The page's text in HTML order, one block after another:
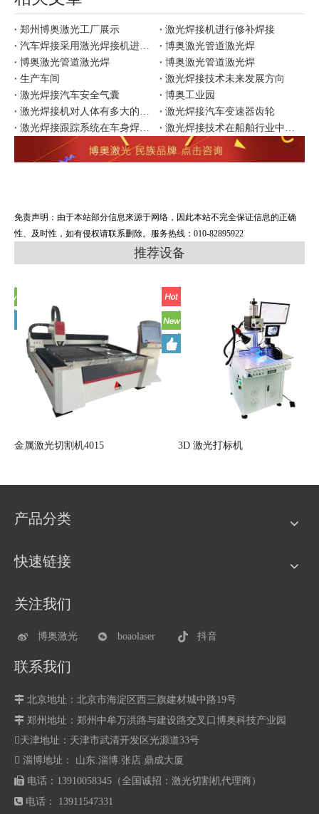
郑州博奥激光工厂展示
激光焊接机进行修补焊接
博奥激光管道激光焊
博奥激光管道激光焊
博奥激光管道激光焊
生产车间
激光焊接技术未来发展方向
激光焊接汽车安全气囊
博奥工业园
激光焊接汽车变速器齿轮
免责声明：由于本站部分信息来源于网络，因此本站不完全保证信息的正确
性、及时性，如有侵权请联系删除。服务热线：010-82895922
推荐设备
金属激光切割机4015 3D 激光打标机
产品分类
快速链接
关注我们
博奥激光 boaolaser 抖音
联系我们
 北京地址：北京市海淀区西三旗建材城中路19号
 郑州地址： 郑州中牟万洪路与建设路交叉口博奥科技产业园
天津地址：天津市武清开发区光源道33号
 淄博地址： 山东.淄博.张店.鼎成大厦
 电话：13910058345（全国诚招：激光切割机代理商）
 电话： 13911547331